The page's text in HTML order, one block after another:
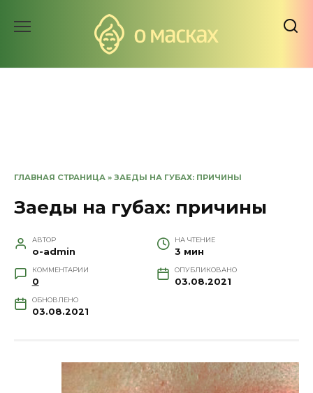
ГЛАВНАЯ СТРАНИЦА » ЗАЕДЫ НА ГУБАХ: ПРИЧИНЫ
Заеды на губах: причины
АВТОР
o-admin
НА ЧТЕНИЕ
3 мин
КОММЕНТАРИИ
0
ОПУБЛИКОВАНО
03.08.2021
ОБНОВЛЕНО
03.08.2021